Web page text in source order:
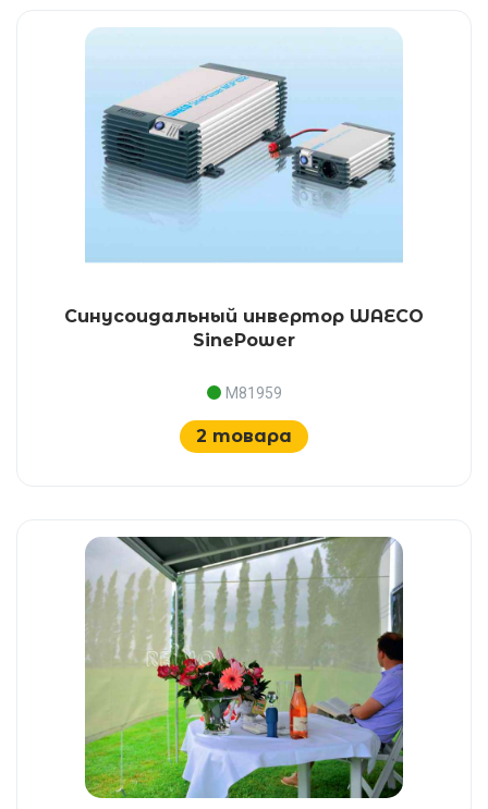
Синусоидальный инвертор WAECO
SinePower
M81959
2 товара